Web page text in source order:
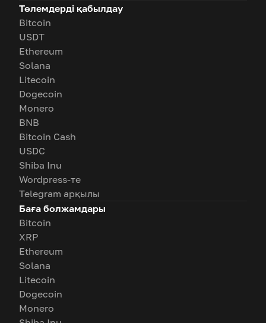
Төлемдерді қабылдау
Bitcoin
USDT
Ethereum
Solana
Litecoin
Dogecoin
Monero
BNB
Bitcoin Cash
USDC
Shiba Inu
Wordpress-те
Telegram арқылы
Баға болжамдары
Bitcoin
XRP
Ethereum
Solana
Litecoin
Dogecoin
Monero